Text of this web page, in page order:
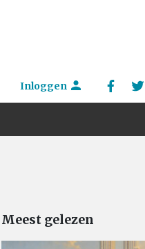
Inloggen
Meest gelezen